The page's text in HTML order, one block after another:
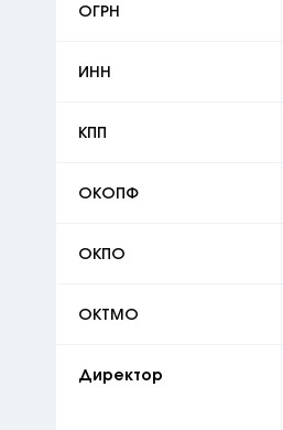
ОГРН
ИНН
КПП
ОКОПФ
ОКПО
ОКТМО
Директор